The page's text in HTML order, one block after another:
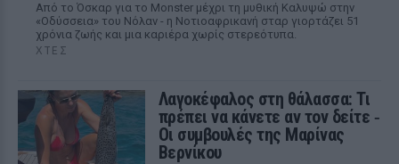
Από το Όσκαρ για το Monster μέχρι τη μυθική Καλυψώ στην
«Οδύσσεια» του Νόλαν - η Νοτιοαφρικανή σταρ γιορτάζει 51
χρόνια ζωής και μια καριέρα χωρίς στερεότυπα.
ΧΤΕΣ
Λαγοκέφαλος στη θάλασσα: Τι
πρέπει να κάνετε αν τον δείτε ‑
Οι συμβουλές της Μαρίνας
Βερνίκου